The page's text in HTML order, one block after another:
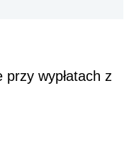
wypłatach z